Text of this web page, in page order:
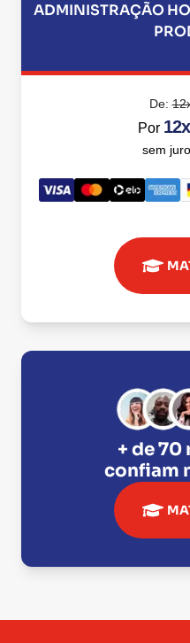
ADMINISTRAÇÃO
De:
Por
sem
+ de 70
confiam